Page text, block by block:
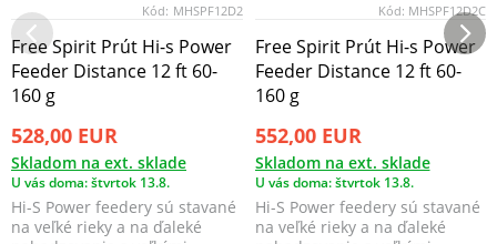
Kód: MHSPF12D2
Free Spirit Prút Hi-s Power
Feeder Distance 12 ft 60-
160 g
528,00 EUR
Skladom na ext. sklade
U vás doma: štvrtok 13.8.
Hi-S Power feedery sú stavané
na veľké rieky a na ďaleké
Kód: MHSPF12D2C
Free Spirit Prút Hi-s Power
Feeder Distance 12 ft 60-
160 g
552,00 EUR
Skladom na ext. sklade
U vás doma: štvrtok 13.8.
Hi-S Power feedery sú stavané
na veľké rieky a na ďaleké